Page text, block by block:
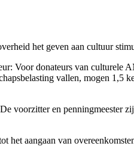
het geven aan cultuur
Voor donateurs van culturele
vallen, mogen 1,5
voorzitter en penningmeester
het aangaan van